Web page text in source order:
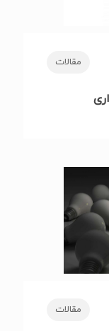
مقالات
مقالات